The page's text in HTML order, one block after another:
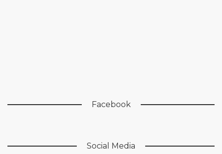
Facebook
Social Media